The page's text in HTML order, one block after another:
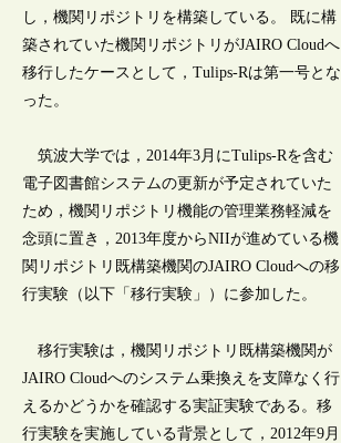
し，機関リポジトリを構築している。 既に構
築されていた機関リポジトリがJAIRO Cloudへ
移行したケースとして，Tulips-Rは第一号とな
った。
筑波大学では，2014年3月にTulips-Rを含む
電子図書館システムの更新が予定されていた
ため，機関リポジトリ機能の管理業務軽減を
念頭に置き，2013年度からNIIが進めている機
関リポジトリ既構築機関のJAIRO Cloudへの移
行実験（以下「移行実験」）に参加した。
移行実験は，機関リポジトリ既構築機関が
JAIRO Cloudへのシステム乗換えを支障なく行
えるかどうかを確認する実証実験である。移
行実験を実施している背景として，2012年9月